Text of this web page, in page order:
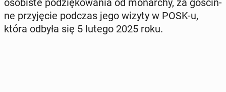
oso­bi­ste po­dzię­ko­wa­nia od mo­nar­chy, za go­ścin­
ne przy­ję­cie podczas jego wizyty w POSK-u,
która odbyła się 5 lutego 2025 roku.